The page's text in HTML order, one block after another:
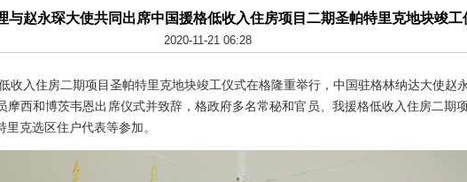
与赵永琛大使共同出席中国援格低收入住房项目二期圣帕特里克地块竣工
2020-11-21 06:28
入住房二期项目圣帕特里克地块竣工仪式在格隆重举行，中国驻格林纳达大使赵
摩西和博茨韦恩出席仪式并致辞，格政府多名常秘和官员、我援格低收入住房二期
克选区住户代表等参加。